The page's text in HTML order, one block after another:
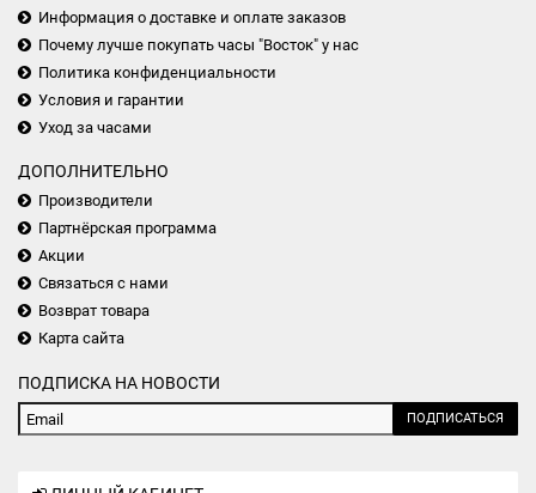
Информация о доставке и оплате заказов
Почему лучше покупать часы "Восток" у нас
Политика конфиденциальности
Условия и гарантии
Уход за часами
ДОПОЛНИТЕЛЬНО
Производители
Партнёрская программа
Акции
Связаться с нами
Возврат товара
Карта сайта
ПОДПИСКА НА НОВОСТИ
ПОДПИСАТЬСЯ